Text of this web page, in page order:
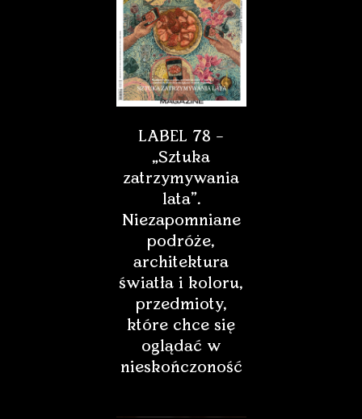
LABEL 78 –
„Sztuka
zatrzymywania
lata”.
Niezapomniane
podróże,
architektura
światła i koloru,
przedmioty,
które chce się
oglądać w
nieskończoność